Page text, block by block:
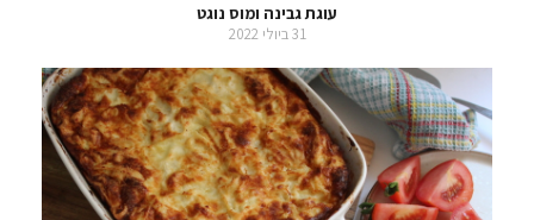
עוגת גבינה ומוס נוגט
31 ביולי 2022